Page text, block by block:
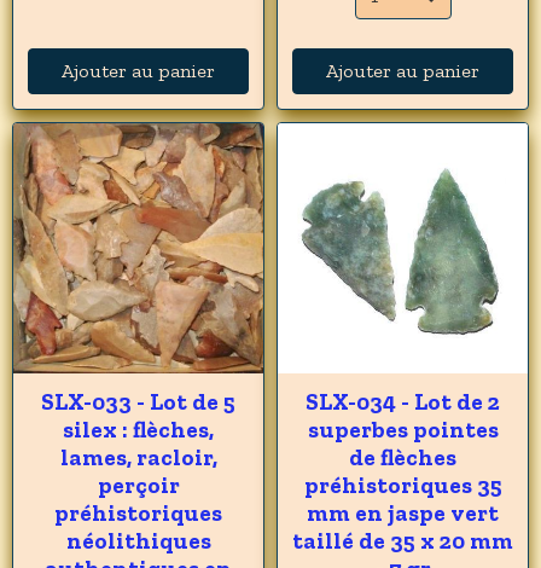
Ajouter au panier Ajouter au panier
SLX-033 - Lot de 5
silex : flèches,
lames, racloir,
perçoir
préhistoriques
néolithiques
SLX-034 - Lot de 2
superbes pointes
de flèches
préhistoriques 35
mm en jaspe vert
taillé de 35 x 20 mm